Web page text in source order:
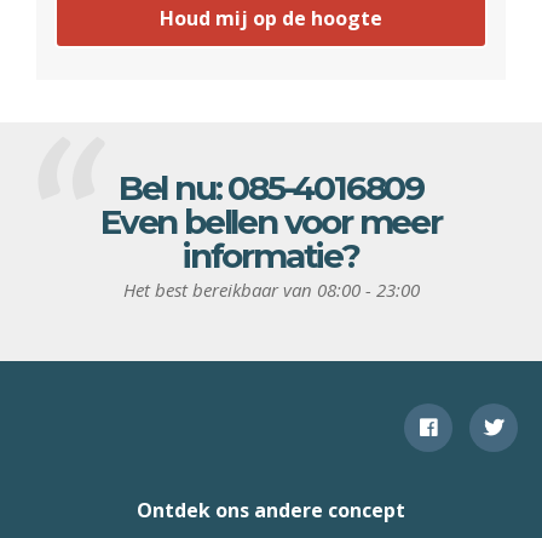
Houd mij op de hoogte
Bel nu:085-4016809
Even bellen voor meer
informatie?
Het best bereikbaar van 08:00 - 23:00
Ontdek ons andere concept